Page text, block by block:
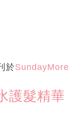
於SundayMore
護髮精華